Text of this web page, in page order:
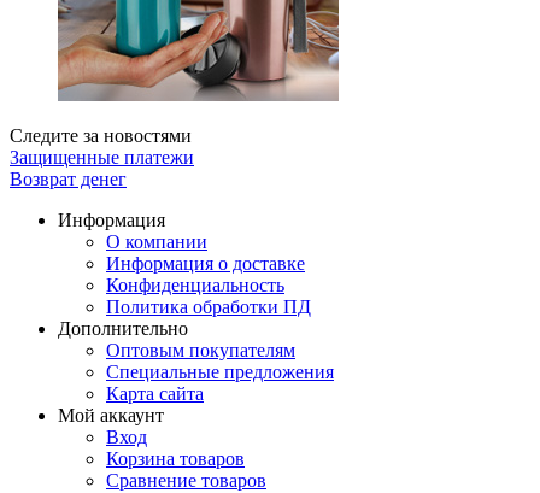
Следите за новостями
Защищенные платежи
Возврат денег
Информация
О компании
Информация о доставке
Конфиденциальность
Политика обработки ПД
Дополнительно
Оптовым покупателям
Специальные предложения
Карта сайта
Мой аккаунт
Вход
Корзина товаров
Сравнение товаров